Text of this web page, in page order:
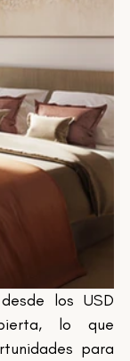
los USD
lo que
para